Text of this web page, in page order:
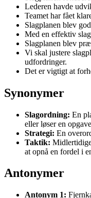
Lederen havde
Teamet har fået
Slagplanen blev
Med en effektiv
Slagplanen blev
Vi skal justere
udfordringer.
Det er vigtigt at
Synonymer
Slagordning: En
eller løser en
Strategi: En
Taktik:
at opnå en fordel i
Antonymer
Antonym 1: